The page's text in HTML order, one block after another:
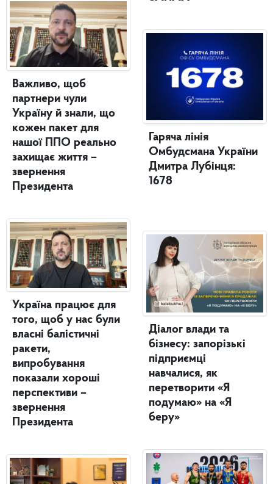
Важливо, щоб
партнери чули
Україну й знали, що
кожен пакет для
нашої ППО реально
захищає життя –
звернення
Президента
Україна працює для
того, щоб у нас були
власні балістичні
ракети,
випробування
показали хороші
перспективи –
звернення
Президента
Гаряча лінія
Омбудсмана України
Дмитра Лубінця:
1678
Діалог влади та
бізнесу: запорізькі
підприємці
навчалися, як
перетворити «Я
подумаю» на «Я
беру»